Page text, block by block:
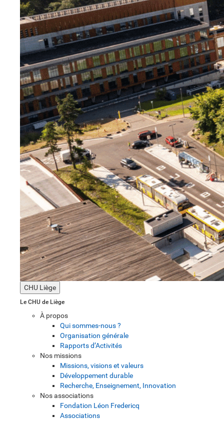
CHU Liège
Le CHU de Liège
À propos
Qui sommes-nous ?
Organisation générale
Rapports d’Activités
Nos missions
Missions, visions et valeurs
Développement durable
Recherche, Enseignement, Innovation
Nos associations
Fondation Léon Fredericq
Associations